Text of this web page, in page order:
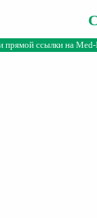
прямой ссылки на